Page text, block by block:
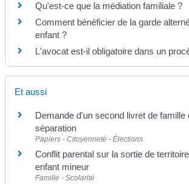
Qu'est-ce que la médiation familiale ?
Comment bénéficier de la garde
enfant ?
L'avocat est-il obligatoire dans un
Et aussi
Demande d'un second livret de famille
séparation
Papiers - Citoyenneté - Élections
Conflit parental sur la sortie de
enfant mineur
Famille - Scolarité